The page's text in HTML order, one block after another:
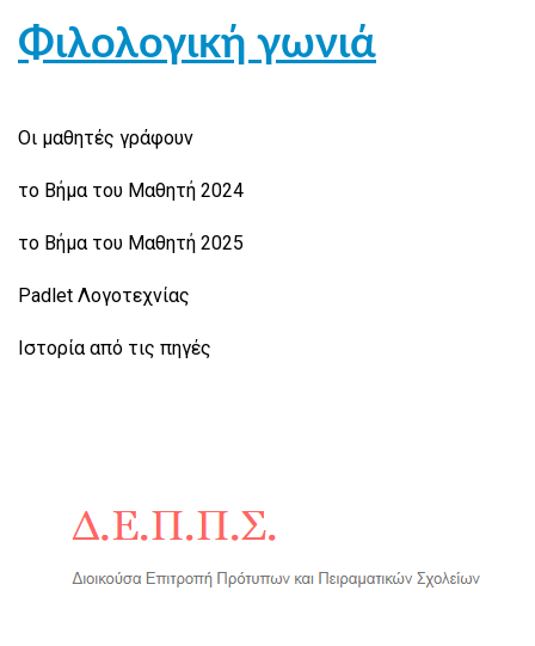
Φιλολογική γωνιά
Οι μαθητές γράφουν
το Βήμα του Μαθητή 2024
το Βήμα του Μαθητή 2025
Padlet Λογοτεχνίας
Ιστορία από τις πηγές